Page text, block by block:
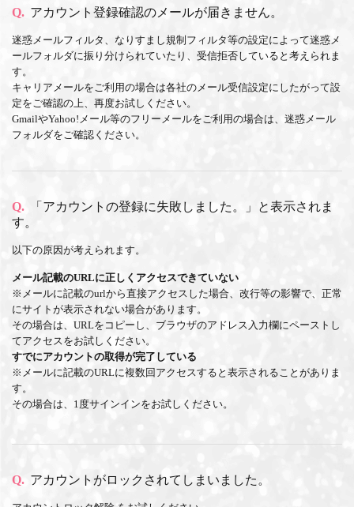
Q. アカウント登録確認のメールが届きません。
迷惑メールフィルタ、なりすまし規制フィルタ等の設定によって迷惑メ
ールフォルダに振り分けられていたり、受信拒否していると考えられま
す。
キャリアメールをご利用の場合は各社のメール受信設定にしたがって設
定をご確認の上、再度お試しください。
GmailやYahoo!メール等のフリーメールをご利用の場合は、迷惑メール
フォルダをご確認ください。
Q.
「アカウントの登録に失敗しました。」と表示されま
す。
以下の原因が考えられます。
メール記載のURLに正しくアクセスできていない
※メールに記載のurlから直接アクセスした場合、改行等の影響で、正常
にサイトが表示されない場合があります。
その場合は、URLをコピーし、ブラウザのアドレス入力欄にペーストし
てアクセスをお試しください。
すでにアカウントの取得が完了している
※メールに記載のURLに複数回アクセスすると表示されることがありま
す。
その場合は、1度サインインをお試しください。
Q. アカウントがロックされてしまいました。